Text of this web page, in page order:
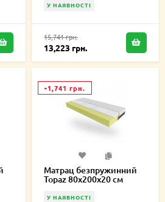
У НАЯВНОСТІ
15,741 грн.
13,223 грн.
-1,741 грн.
Матрац безпружинний
Topaz 80х200х20 см
У НАЯВНОСТІ